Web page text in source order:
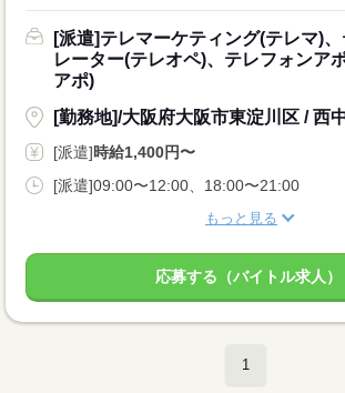
[派遣]テレマーケティング(テレマ)
レーター(テレオペ)、テレフォンア
アポ)
[勤務地]/大阪府大阪市東淀川区 / 西
[派遣]時給1,400円〜
[派遣]09:00〜12:00、18:00〜21:00
もっと見る
応募する（バイトル求人）
1